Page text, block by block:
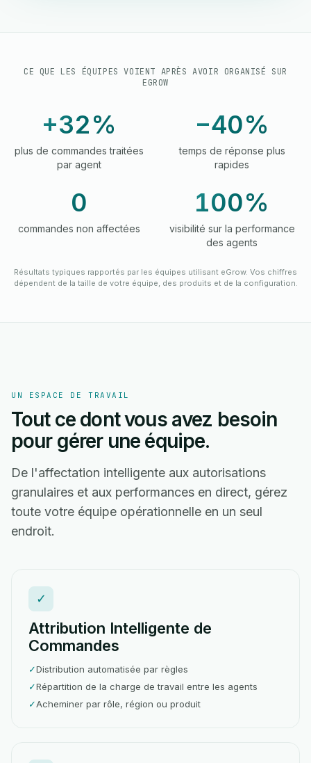
CE QUE LES ÉQUIPES VOIENT APRÈS AVOIR ORGANISÉ SUR
EGROW
+32%
plus de commandes traitées
par agent
−40%
temps de réponse plus
rapides
0
commandes non affectées
100%
visibilité sur la performance
des agents
Résultats typiques rapportés par les équipes utilisant eGrow. Vos chiffres
dépendent de la taille de votre équipe, des produits et de la configuration.
UN ESPACE DE TRAVAIL
Tout ce dont vous avez besoin
pour gérer une équipe.
De l'affectation intelligente aux autorisations
granulaires et aux performances en direct, gérez
toute votre équipe opérationnelle en un seul
endroit.
✓
Attribution Intelligente de
Commandes
✓Distribution automatisée par règles
✓Répartition de la charge de travail entre les agents
✓Acheminer par rôle, région ou produit